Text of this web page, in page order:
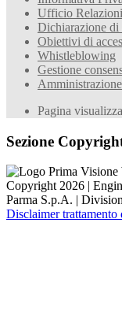
Ufficio
Dichiarazione di
Obiettivi di
Whistleblowing
Gestione
Pagina
Sezione
Copyright 2026 |
Parma S.p.A. |
Disclaimer trattamento